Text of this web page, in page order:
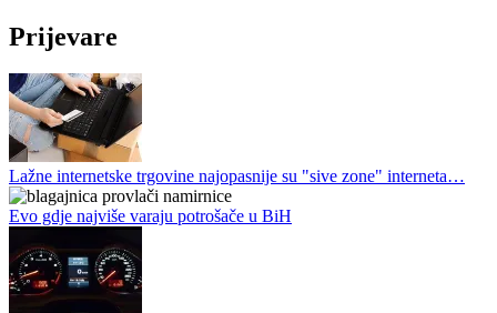
Prijevare
Lažne internetske trgovine najopasnije su "sive zone" interneta…
Evo gdje najviše varaju potrošače u BiH